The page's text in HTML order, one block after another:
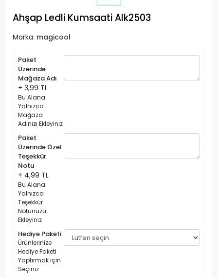
Ahşap Ledli Kumsaati Alk2503
Marka: magicool
Paket
Üzerinde
Mağaza Adı
+ 3,99 TL
Bu Alana
Yalnızca
Mağaza
Adınızı Ekleyiniz
Paket
Üzerinde Özel
Teşekkür
Notu
+ 4,99 TL
Bu Alana
Yalnızca
Teşekkür
Notunuzu
Ekleyiniz
Hediye Paketi
Ürünlerinize
Hediye Paketi
Yaptırmak için
Seçiniz